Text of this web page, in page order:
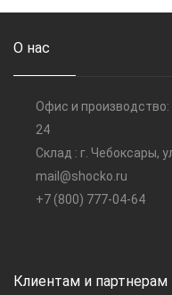
О нас
Офис и производство:
24
Склад : г. Чебоксары,
mail@shocko.ru
+7 (800) 777-04-64
Клиентам и партнерам